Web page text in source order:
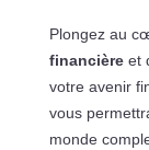
Plongez au
financièreet
votre avenir
vous
monde